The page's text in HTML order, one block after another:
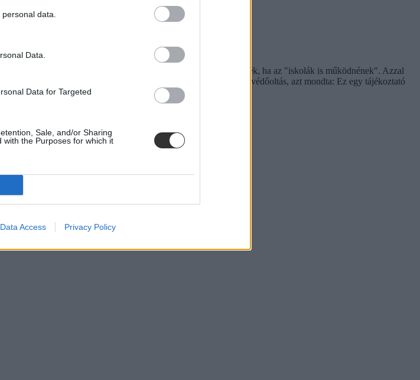
data.
Data.
Data for Targeted
Sale, and/or Sharing
the Purposes for which it
Data Access Privacy Policy
van". A kormány nem tervezi az online átállást, hiszen azt szeretnék, ha az "iskolák is működnének". Azzal
az osztályokban, ahol a diákok számára már elérhető a védőoltás, azt mondta: Ez egy tájékoztató
"Ezek a pillanatnyi járványügyi szabályok.”